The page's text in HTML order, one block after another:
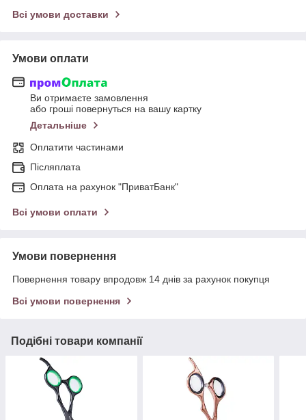
Всі умови доставки
Умови оплати
Ви отримаєте замовлення
або гроші повернуться на вашу картку
Детальніше
Оплатити частинами
Післяплата
Оплата на рахунок "ПриватБанк"
Всі умови оплати
Умови повернення
Повернення товару впродовж 14 днів за рахунок покупця
Всі умови повернення
Подібні товари компанії